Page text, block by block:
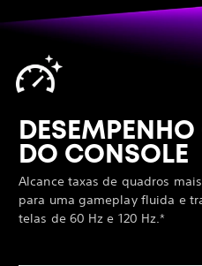
DO CONSOLE
Alcance taxas de quadros
para uma gameplay fluida e
telas de 60 Hz e 120 Hz.*